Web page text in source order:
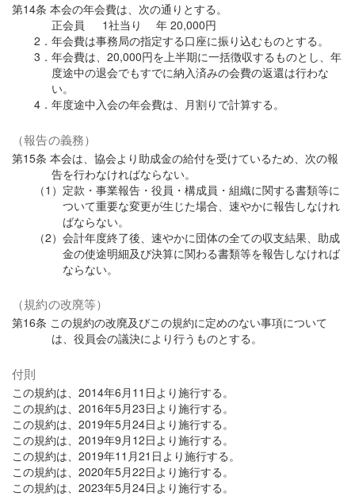
第14条 本会の年会費は、次の通りとする。
正会員 1社当り 年 20,000円
2．年会費は事務局の指定する口座に振り込むものとする。
3．年会費は、20,000円を上半期に一括徴収するものとし、年
度途中の退会でもすでに納入済みの会費の返還は行わな
い。
4．年度途中入会の年会費は、月割りで計算する。
（報告の義務）
第15条 本会は、協会より助成金の給付を受けているため、次の報
告を行わなければならない。
（1）定款・事業報告・役員・構成員・組織に関する書類等に
ついて重要な変更が生じた場合、速やかに報告しなけれ
ばならない。
（2）会計年度終了後、速やかに団体の全ての収支結果、助成
金の使途明細及び決算に関わる書類等を報告しなければ
ならない。
（規約の改廃等）
第16条 この規約の改廃及びこの規約に定めのない事項について
は、役員会の議決により行うものとする。
付則
この規約は、2014年6月11日より施行する。
この規約は、2016年5月23日より施行する。
この規約は、2019年5月24日より施行する。
この規約は、2019年9月12日より施行する。
この規約は、2019年11月21日より施行する。
この規約は、2020年5月22日より施行する。
この規約は、2023年5月24日より施行する。